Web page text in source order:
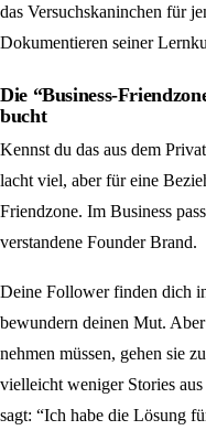
das Versuchskaninchen für
Dokumentieren seiner
Die “Business-
bucht
Kennst du das aus dem
lacht viel, aber für eine
Friendzone. Im Business
verstandene Founder Brand.
Deine Follower finden dich
bewundern deinen Mut.
nehmen müssen, gehen sie
vielleicht weniger Stories
sagt: “Ich habe die Lösung